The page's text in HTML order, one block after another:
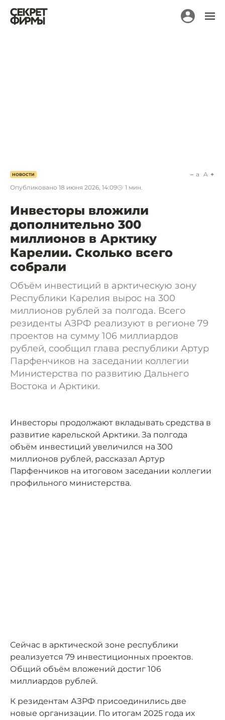
НОВОСТИ
Опубликовано 18 июня 2026, 14:09 1 мин.
a A
Инвесторы вложили
дополнительно 300
миллионов в Арктику
Карелии. Сколько всего
собрали
Объём инвестиций в арктическую зону
Республики Карелия вырос на 300
миллионов рублей за полгода. Всего
резиденты АЗРФ реализуют в регионе 79
проектов на сумму 106 миллиардов
рублей, сообщил глава республики Артур
Парфенчиков на заседании коллегии
Министерства по развитию Дальнего
Востока и Арктики.
Инвесторы продолжают вкладывать средства в
развитие карельской Арктики. За полгода
объём инвестиций увеличился на 300
миллионов рублей, рассказал Артур
Парфенчиков на итоговом заседании коллегии
профильного министерства.
Сейчас в арктической зоне республики
реализуется 79 инвестиционных проектов.
Общий объём вложений достиг 106
миллиардов рублей.
К резидентам АЗРФ присоединились две
новые организации. По итогам 2025 года их